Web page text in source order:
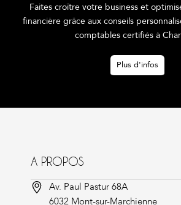
Faites croître votre business et
financière grâce aux conseils
comptables certifiés à
Plus d'infos
A PROPOS
Av. Paul Pastur 68A
6032 Mont-sur-Marchienne